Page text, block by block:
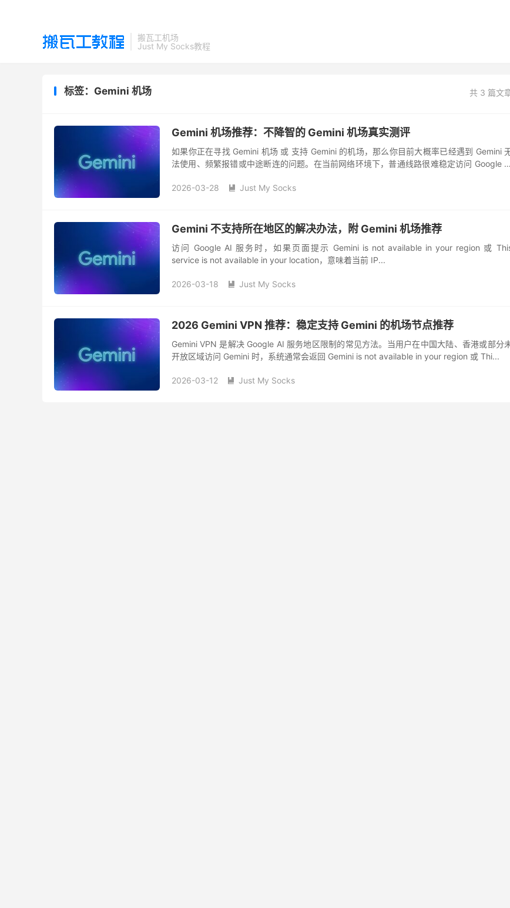
搬瓦工机场
Just My Socks教程
共 3 篇文
标签：Gemini 机场
Gemini 机场推荐：不降智的 Gemini 机场真实测评
如果你正在寻找 Gemini 机场 或 支持 Gemini 的机场，那么你目前大概率已经遇到 Gemini
法使用、频繁报错或中途断连的问题。在当前网络环境下，普通线路很难稳定访问 Google 的
2026-03-28
 Just My Socks
Gemini 不支持所在地区的解决办法，附 Gemini 机场推荐
访问 Google AI 服务时，如果页面提示 Gemini is not available in your region 或
service is not available in your location，意味着当前 IP...
2026-03-18  Just My Socks
2026 Gemini VPN 推荐：稳定支持 Gemini 的机场节点推荐
Gemini VPN 是解决 Google AI 服务地区限制的常见方法。当用户在中国大陆、香港或部分
开放区域访问 Gemini 时，系统通常会返回 Gemini is not available in your region 或 Thi...
2026-03-12  Just My Socks